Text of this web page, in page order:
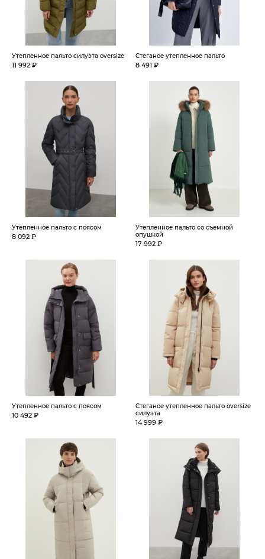
Утепленное пальто силуэта oversize
11 992 ₽
Стеганое утепленное пальто
8 491 ₽
Утепленное пальто с поясом
8 092 ₽
Утепленное пальто со съемной
опушкой
17 992 ₽
Утепленное пальто с поясом
10 492 ₽
Стеганое утепленное пальто oversize
силуэта
14 999 ₽